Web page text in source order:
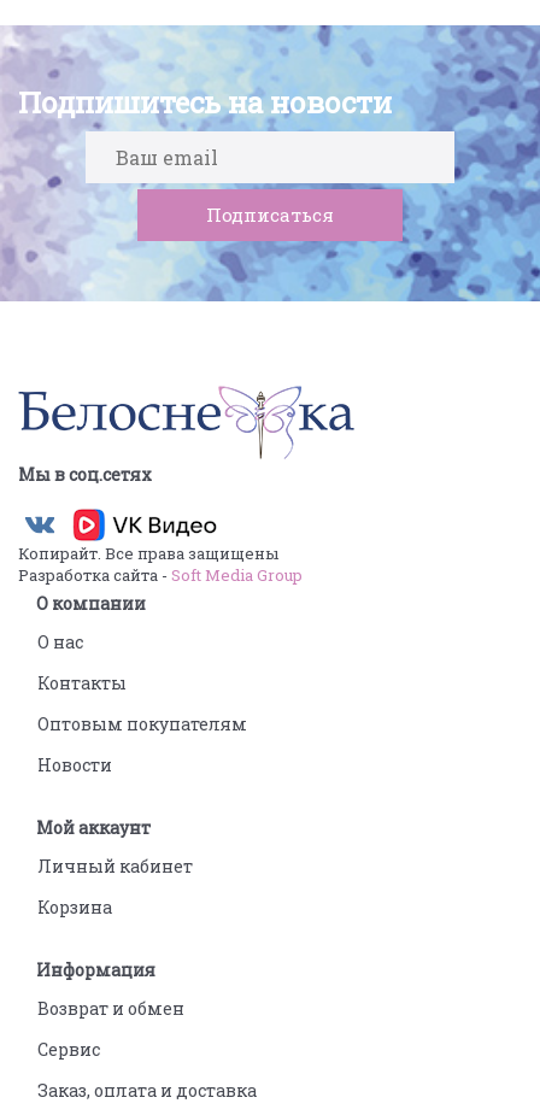
Подпишитесь на новости
Мы в соц.сетях
Копирайт. Все права защищены
Разработка сайта - Soft Media Group
О компании
О нас
Контакты
Оптовым покупателям
Новости
Мой аккаунт
Личный кабинет
Корзина
Информация
Возврат и обмен
Сервис
Заказ, оплата и доставка